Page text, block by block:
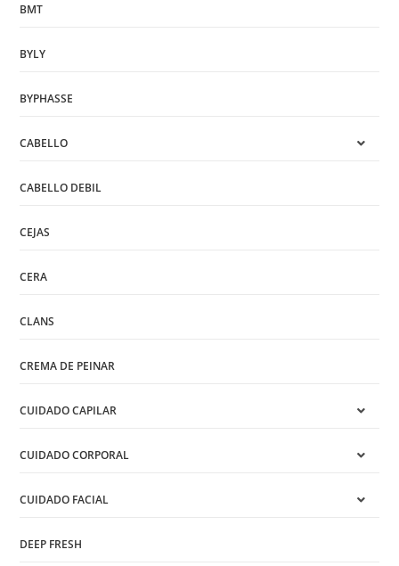
BMT
BYLY
BYPHASSE
CABELLO
CABELLO DEBIL
CEJAS
CERA
CLANS
CREMA DE PEINAR
CUIDADO CAPILAR
CUIDADO CORPORAL
CUIDADO FACIAL
DEEP FRESH